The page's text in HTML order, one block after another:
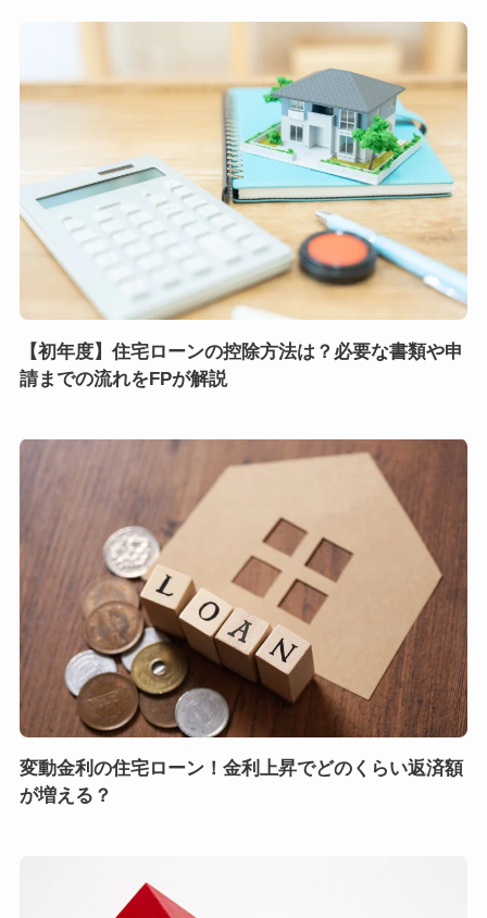
【初年度】住宅ローンの控除方法は？必要な書類や申
請までの流れをFPが解説
変動金利の住宅ローン！金利上昇でどのくらい返済額
が増える？